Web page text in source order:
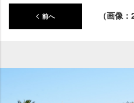
前へ （画像：